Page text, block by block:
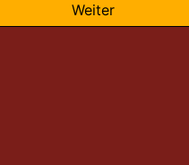
Weiter